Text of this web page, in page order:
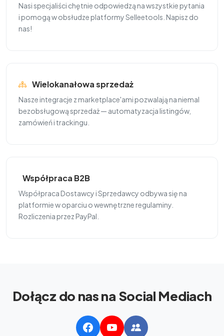
Nasi specjaliści chętnie odpowiedzą na wszystkie pytania
i pomogą w obsłudze platformy Selleetools. Napisz do
nas!
Wielokanałowa sprzedaż
Nasze integracje z marketplace'ami pozwalają na niemal
bezobsługową sprzedaż — automatyzacja listingów,
zamówień i trackingu.
Współpraca B2B
Współpraca Dostawcy i Sprzedawcy odbywa się na
platformie w oparciu o wewnętrzne regulaminy.
Rozliczenia przez PayPal.
Dołącz do nas na Social Mediach